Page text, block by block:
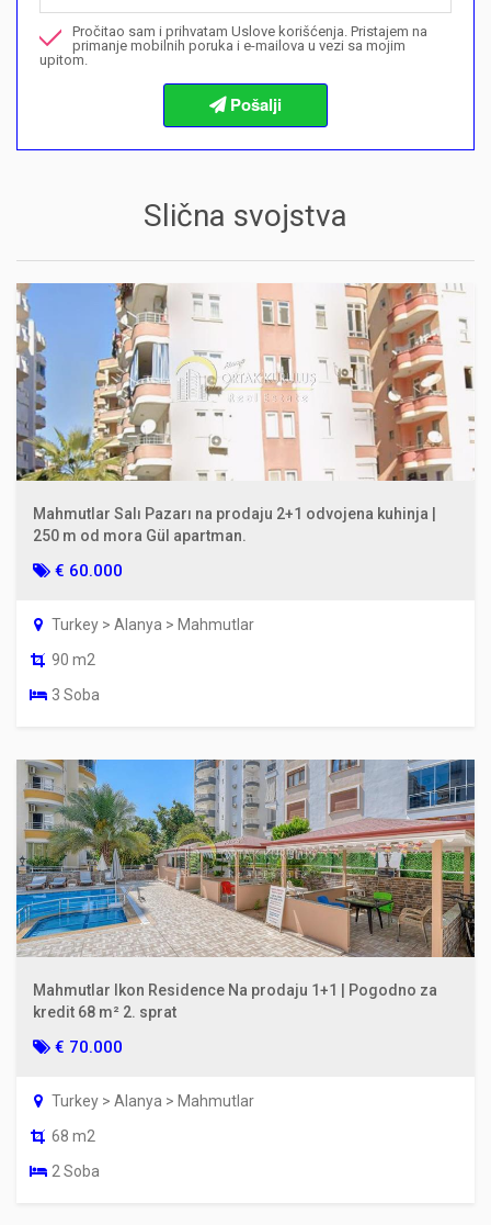
Želim da rezervišem gledanje
Pročitao sam i prihvatam Uslove korišćenja. Pristajem na
primanje mobilnih poruka i e-mailova u vezi sa mojim
upitom.
Slična svojstva
Mahmutlar Salı Pazarı na prodaju 2+1 odvojena kuhinja |
250 m od mora Gül apartman.
€ 60.000
Turkey > Alanya > Mahmutlar
90 m2
3 Soba
Mahmutlar Ikon Residence Na prodaju 1+1 | Pogodno za
kredit 68 m² 2. sprat
€ 70.000
Turkey > Alanya > Mahmutlar
68 m2
2 Soba